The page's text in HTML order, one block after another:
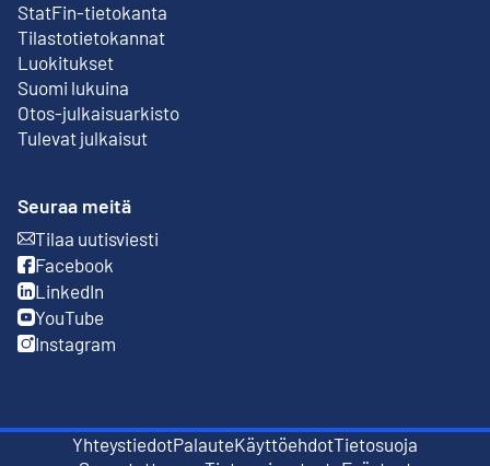
StatFin-tietokanta
Ulkoinen linkki
Tilastotietokannat
Luokitukset
Suomi lukuina
Otos-julkaisuarkisto
Ulkoinen linkki
Tulevat julkaisut
Seuraa meitä
Tilaa uutisviesti
Ulkoinen linkki
Facebook
Ulkoinen linkki
LinkedIn
Ulkoinen linkki
YouTube
Ulkoinen linkki
Instagram
Ulkoinen linkki
YhteystiedotPalaute
Ulkoinen linkki
Käyttöehdot
Ulkoinen linkki
Tietosuoja